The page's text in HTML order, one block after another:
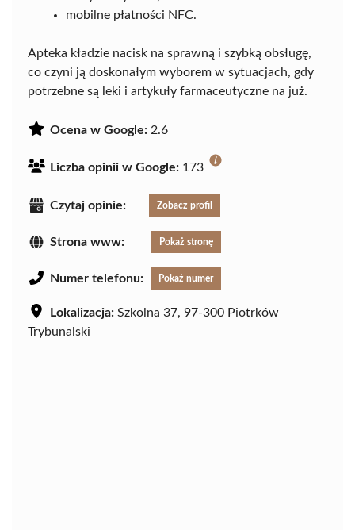
mobilne płatności NFC.
Apteka kładzie nacisk na sprawną i szybką obsługę,
co czyni ją doskonałym wyborem w sytuacjach, gdy
potrzebne są leki i artykuły farmaceutyczne na już.
Ocena w Google: 2.6
Liczba opinii w Google: 173
Czytaj opinie: Zobacz profil
Strona www: Pokaż stronę
Numer telefonu: Pokaż numer
Lokalizacja: Szkolna 37, 97-300 Piotrków
Trybunalski